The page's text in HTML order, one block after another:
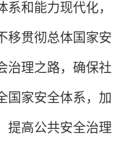
和能力现代化，
移贯彻总体国家安
治理之路，确保社
国家安全体系，加
提高公共安全治理